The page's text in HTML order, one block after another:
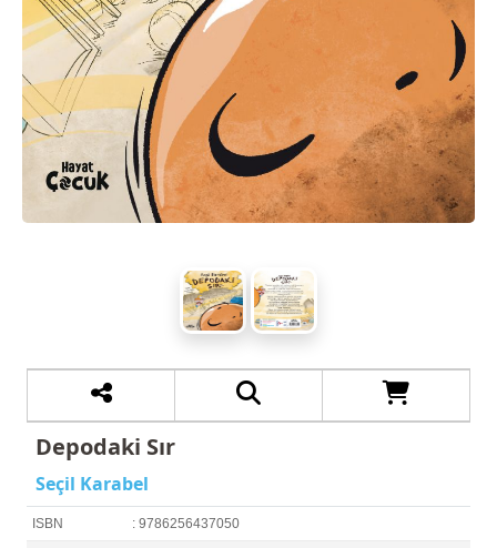
Depodaki Sır
Seçil Karabel
ISBN : 9786256437050